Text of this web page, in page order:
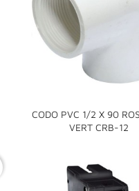
CODO PVC 1/2 X 90
VERT CRB-12
